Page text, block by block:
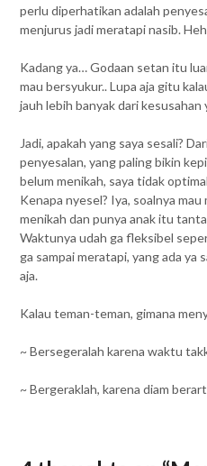
perlu diperhatikan adalah
menjurus jadi meratapi nasib.
Kadang ya… Godaan setan itu
mau bersyukur.. Lupa aja gitu
jauh lebih banyak dari kesusahan
Jadi, apakah yang saya sesali?
penyesalan, yang paling bikin
belum menikah, saya tidak
Kenapa nyesel? Iya, soalnya
menikah dan punya anak itu
Waktunya udah ga fleksibel
ga sampai meratapi, yang ada ya
aja.
Kalau teman-teman, gimana
~ Bersegeralah karena waktu
~ Bergeraklah, karena diam